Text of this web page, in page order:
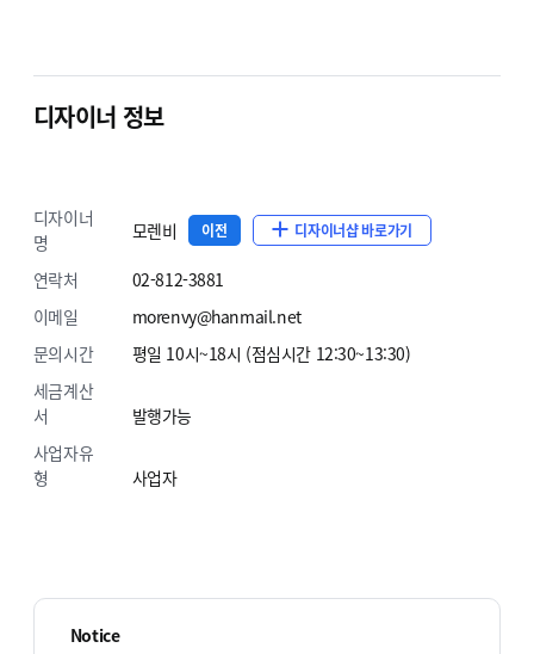
디자이너 정보
디자이너
명
모렌비 이전 디자이너샵 바로가기
연락처
02-812-3881
이메일
morenvy@hanmail.net
문의시간
평일 10시~18시 (점심시간 12:30~13:30)
세금계산
서
발행가능
사업자유
형
사업자
Notice